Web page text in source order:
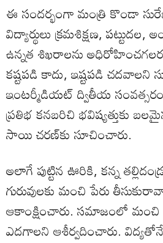
ఈ సందర్భంగా మంత్రి కొండా
విద్యార్థులు క్రమశిక్షణ,
ఉన్నత శిఖరాలను
కష్టపడి కాదు, ఇష్టపడి చదవాలని
ఇంటర్మీడియట్ ద్వితీయ
ప్రతిభ కనబరిచి భవిష్యత్తుకు
సాయి చరణ్‌కు సూచించారు.
అలాగే పుట్టిన ఊరికి, కన్న
గురువులకు మంచి పేరు
ఆకాంక్షించారు. సమాజంలో మంచి
ఎదగాలని ఆశీర్వదించారు. విద్యతోనే